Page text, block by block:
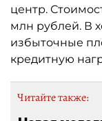
центр.
млн рублей. В
избыточные
кредитную
Читайте также: